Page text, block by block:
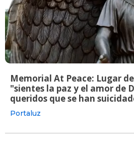
Memorial At Peace: Lugar
"sientes la paz y el amor de
queridos que se han
Portaluz